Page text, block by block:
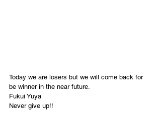
Today we are losers but we will come back for
be winner in the near future.
Fukui Yuya
Never give up!!